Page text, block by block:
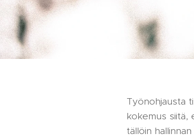
Työnohjausta
kokemus siitä,
tällöin